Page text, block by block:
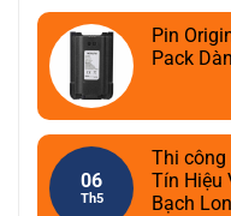
Pin
Pack
06
Th5
Thi công
Tín Hiệu
Bạch